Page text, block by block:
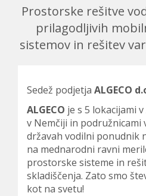
Prostorske rešitve
prilagodljivih
sistemov in rešitev
Sedež podjetja ALGECO
ALGECO je s 5 lokacijami
v Nemčiji in podružnicami
državah vodilni ponudnik
na mednarodni ravni
prostorske sisteme in
skladiščenja. Zato smo
kot na svetu!